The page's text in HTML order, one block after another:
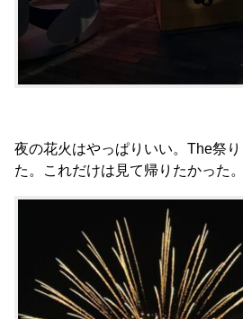
夜の花火はやっぱりいい。The祭
た。これだけは見て帰りたかった。